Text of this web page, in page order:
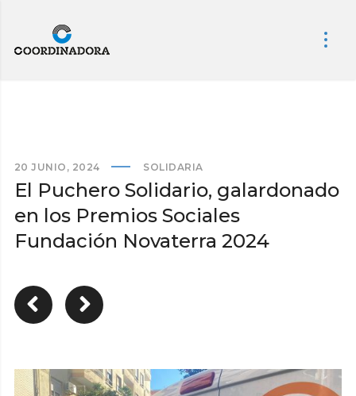
20 JUNIO, 2024 SOLIDARIA
El Puchero Solidario, galardonado
en los Premios Sociales
Fundación Novaterra 2024